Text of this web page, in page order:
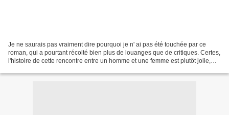
Je ne saurais pas vraiment dire pourquoi je n' ai pas été touchée par ce
roman, qui a pourtant récolté bien plus de louanges que de critiques. Certes,
l'histoire de cette rencontre entre un homme et une femme est plutôt jolie,